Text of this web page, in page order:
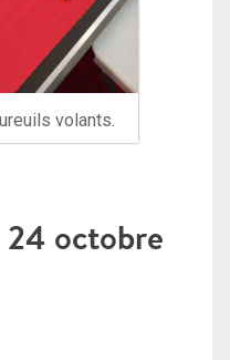
volants.
24 octobre